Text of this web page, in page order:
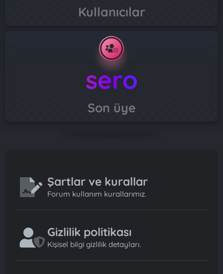
Kullanıcılar
sero
Son üye
Şartlar ve kurallar
Forum kullanım kurallarımız.
Gizlilik politikası
Kişisel bilgi gizlilik detayları.